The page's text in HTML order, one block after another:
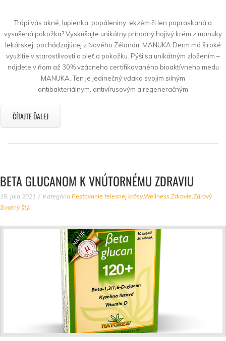
Trápi vás akné, lupienka, popáleniny, ekzém či len popraskaná a
vysušená pokožka? Vyskúšajte unikátny prírodný hojivý krém z manuky
lekárskej, pochádzajúcej z Nového Zélandu. MANUKA Derm má široké
využitie v starostlivosti o pleť a pokožku. Pýši sa unikátným zložením –
nájdete v ňom až 30% vzácneho certifikovaného bioaktívneho medu
MANUKA. Ten je jedinečný vďaka svojim silným
antibakteriálnym, antivírusovým a regeneračným
ČÍTAJTE ĎALEJ
BETA GLUCANOM K VNÚTORNÉMU ZDRAVIU
15. júla 2021 Kategória Pestovanie telesnej krásy,Wellness Zdravie Zdravý
životný štýl